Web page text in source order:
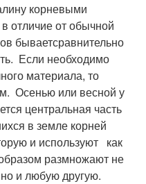
корневыми
отличие от обычной
бываетсравнительно
Если необходимо
материала, то
Осенью или весной у
центральная часть
в земле корней
и используют как
размножают не
и любую другую.